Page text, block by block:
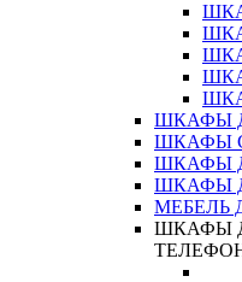
ШКАФЫ
ШКАФЫ
ШКАФЫ
ШКАФЫ
МЕБЕЛЬ
ШКАФЫ